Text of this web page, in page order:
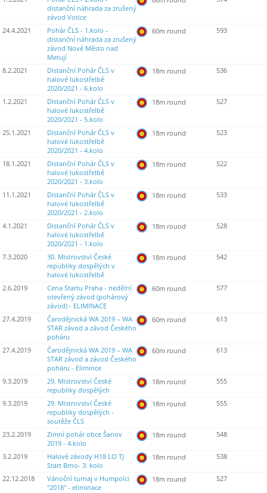
distanční náhrada za zrušený
závod Votice
24.4.2021
Pohár ČLS - 1.kolo -
distanční náhrada za zrušený
závod Nové Město nad
Metují
60m round 593
8.2.2021
Distanční Pohár ČLS v
halové lukostřelbě
2020/2021 - 6.kolo
18m round 536
1.2.2021
Distanční Pohár ČLS v
halové lukostřelbě
2020/2021 - 5.kolo
18m round 527
25.1.2021
Distanční Pohár ČLS v
halové lukostřelbě
2020/2021 - 4.kolo
18m round 523
18.1.2021
Distanční Pohár ČLS v
halové lukostřelbě
2020/2021 - 3.kolo
18m round 522
11.1.2021
Distanční Pohár ČLS v
halové lukostřelbě
2020/2021 - 2.kolo
18m round 533
4.1.2021
Distanční Pohár ČLS v
halové lukostřelbě
2020/2021 - 1.kolo
18m round 528
7.3.2020
30. Mistrovství České
republiky dospělých v
halové lukostřelbě
18m round 542
2.6.2019
Cena Startu Praha - nedělní
otevřený závod (pohárový
závod) - ELIMINACE
60m round 577
27.4.2019
Čarodějnická WA 2019 – WA
STAR závod a závod Českého
poháru
60m round 613
27.4.2019
Čarodějnická WA 2019 – WA
STAR závod a závod Českého
poháru - Elimince
60m round 613
9.3.2019
29. Mistrovství České
republiky dospělých
18m round 555
9.3.2019
29. Mistrovství České
republiky dospělých -
soutěže ČLS
18m round 555
23.2.2019
Zimní pohár obce Šanov
2019 - 4.kolo
18m round 548
3.2.2019
Halové závody H18 LO TJ
Start Brno- 3. kolo
18m round 538
22.12.2018
Vánoční turnaj v Humpolci
"2018" - eliminace
18m round 527